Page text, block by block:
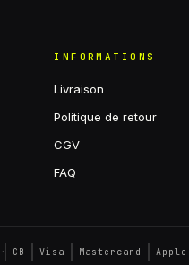
INFORMATIONS
Livraison
Politique de retour
CGV
FAQ
· CB Visa Mastercard